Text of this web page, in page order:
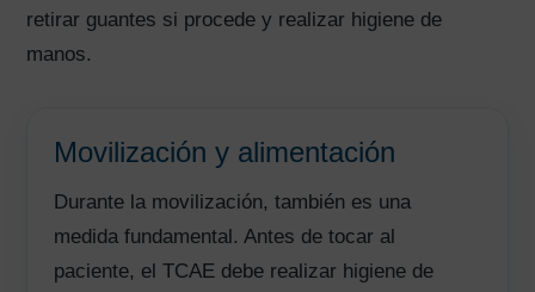
retirar guantes si procede y realizar higiene de
manos.
Movilización y alimentación
Durante la movilización, también es una
medida fundamental. Antes de tocar al
paciente, el TCAE debe realizar higiene de